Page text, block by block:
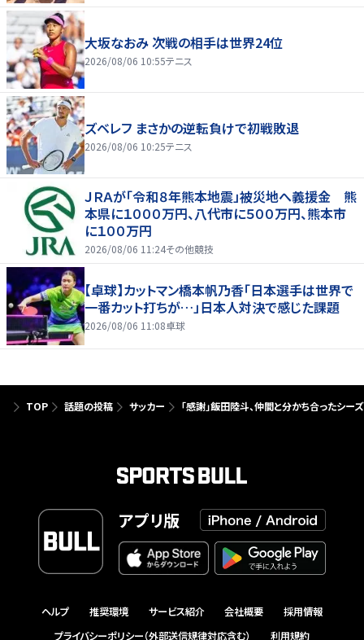
大坂なおみ 次戦の相手は世界24位
2026/08/06 10:55テニス
ズベレフ まさかの逆転負けで初戦敗退
2026/08/06 10:25テニス
ＪＲＡが「令和８年熊本地震」被災地へ義援金 熊
本県に１０００万円、八代市に５００万円、熊本市
に１００万円
2026/08/06 11:24その他競技
【卓球】カットマン橋本帆乃香「日本選手は世界で
一番カット打ちが…」日本人対決で感じた課題
2026/08/06 11:08卓球
TOP 話題の投稿 サッカー 「感謝」飯田陸斗、仲間と分かち合ったシ
アプリ版
ヘルプ 推奨環境 サービス紹介 会社概要
採用情報
プライバシーポリシー（外部送信規律対応含む）
利用規約